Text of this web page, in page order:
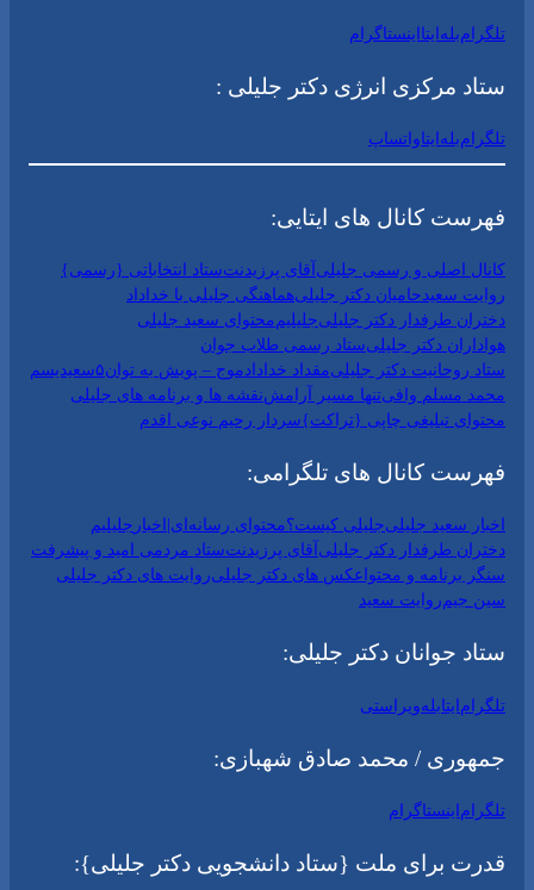
تلگرامبلهایتااینستاگرام
ستاد مرکزی انرژی دکتر جلیلی :
تلگرامبلهایتاواتساپ
فهرست کانال های ایتایی:
کانال اصلی و رسمی جلیلی آقای پرزیدنتستاد انتخاباتی {رسمی}
روایت سعید حامیان دکتر جلیلیهماهنگی جلیلی با خداداد
دختران طرفدار دکتر جلیلیجلیلیم محتوای سعید جلیلی
هواداران دکتر جلیلیستاد رسمی طلاب جوان
ستاد روحانیت دکتر جلیلیمقداد خداداد موج – پویش به توان۵
سعیدیسم
محمد مسلم وافیتنها مسیر آرامشنقشه ها و برنامه های جلیلی
محتوای تبلیغی چاپی {تراکت}سردار رحیم نوعی اقدم
فهرست کانال های تلگرامی:
اخبار سعید جلیلیجلیلی کیست؟محتوای رسانه‌ای|اخبار جلیلیم
دختران طرفدار دکتر جلیلیآقای پرزیدنتستاد مردمی امید و پیشرفت
سنگر برنامه و محتواعکس های دکتر جلیلیروایت های دکتر جلیلی
سین جیمروایت سعید
ستاد جوانان دکتر جلیلی:
تلگرامایتابلهویراستی
جمهوری / محمد صادق شهبازی:
تلگراماینستاگرام
قدرت برای ملت {ستاد دانشجویی دکتر جلیلی}: